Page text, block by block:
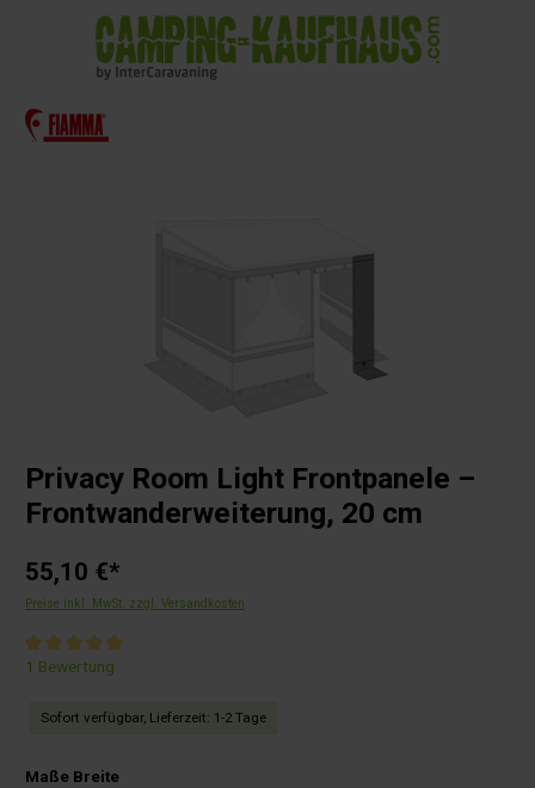
springen
Privacy Room Light Frontpanele –
Frontwanderweiterung, 20 cm
55,10 €*
Preise inkl. MwSt. zzgl. Versandkosten
Durchschnittliche Bewertung von 5 von 5 Sternen
1 Bewertung
Sofort verfügbar, Lieferzeit: 1-2 Tage
Maße Breiteauswählen